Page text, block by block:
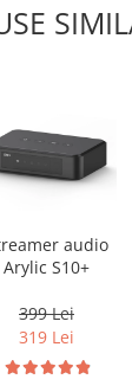
audio
Arylic S10+
399 Lei
319 Lei